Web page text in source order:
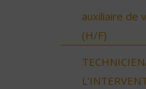
auxiliaire de
(H/F)